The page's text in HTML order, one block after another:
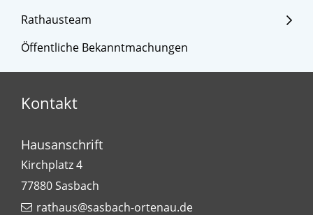
Rathausteam
Öffentliche Bekanntmachungen
Kontakt
Hausanschrift
Kirchplatz 4
77880Sasbach
rathaus@sasbach-ortenau.de